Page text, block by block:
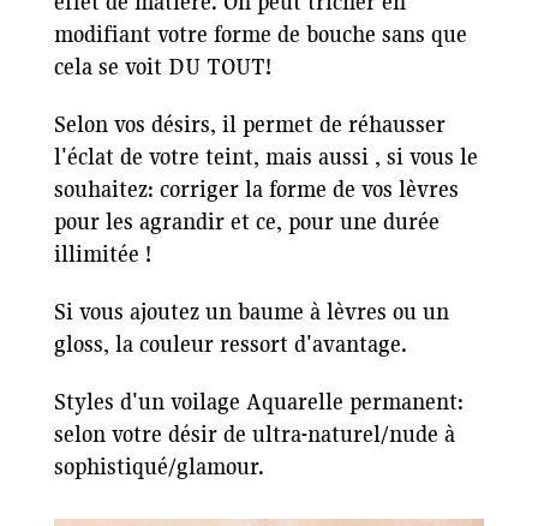
modifiant votre forme de bouche sans que
cela se voit DU TOUT!
Selon vos désirs, il permet de réhausser
l'éclat de votre teint, mais aussi , si vous le
souhaitez: corriger la forme de vos lèvres
pour les agrandir et ce, pour une durée
illimitée !
Si vous ajoutez un baume à lèvres ou un
gloss, la couleur ressort d'avantage.
Styles d'un voilage Aquarelle permanent:
selon votre désir de ultra-naturel/nude à
sophistiqué/glamour.